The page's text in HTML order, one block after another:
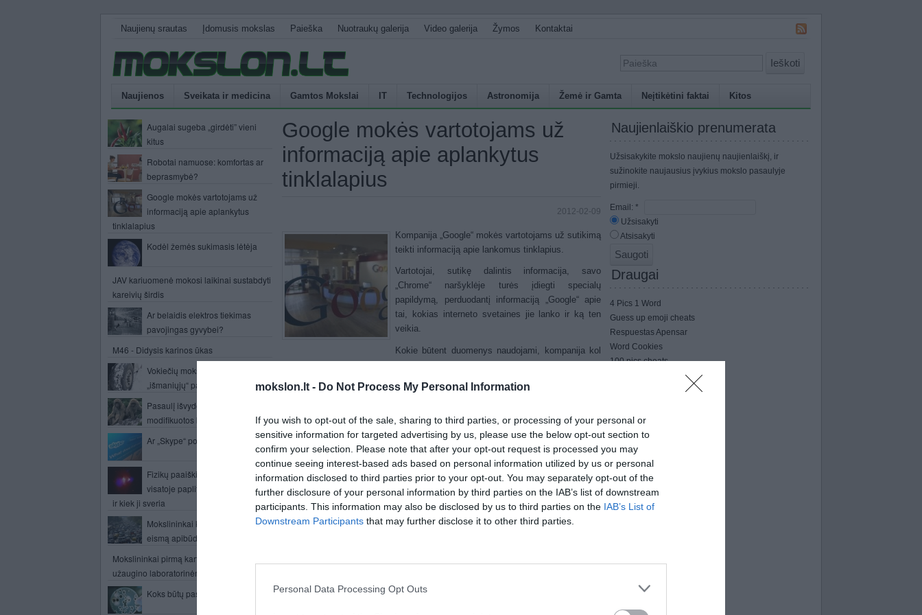
mokslon.lt - Do Not Process My Personal Information
If you wish to opt-out of the sale, sharing to third parties, or processing of your personal or
sensitive information for targeted advertising by us, please use the below opt-out section to
confirm your selection. Please note that after your opt-out request is processed you may
continue seeing interest-based ads based on personal information utilized by us or personal
information disclosed to third parties prior to your opt-out. You may separately opt-out of the
further disclosure of your personal information by third parties on the IAB’s list of downstream
participants. This information may also be disclosed by us to third parties on the IAB’s List of
Downstream Participants that may further disclose it to other third parties.
Personal Data Processing Opt Outs
Naujienų srautas Įdomusis mokslas Paieška Nuotraukų galerija Video galerija Žymos Kontaktai
Ieškoti
Naujienos Sveikata ir medicina Gamtos Mokslai IT Technologijos Astronomija Žemė ir Gamta Neįtikėtini faktai Kitos
Augalai sugeba „girdėti” vieni
kitus
Robotai namuose: komfortas ar
beprasmybė?
Google mokės vartotojams už
informaciją apie aplankytus
tinklalapius
Kodėl žemės sukimasis lėtėja
JAV kariuomenė mokosi laikinai sustabdyti
kareivių širdis
Ar belaidis elektros tiekimas
pavojingas gyvybei?
M46 - Didysis karinos ūkas
Vokiečių mokslininkai pristatė
„išmaniųjų“ padangų koncepciją
Pasaulį išvydo pirmos genetiškai
modifikuotos beždžionės
Ar „Skype“ pokalbiai yra sekami?
Fizikų paaiškinimas kas yra
visatoje paplitusi juodoji materija
ir kiek ji sveria
Mokslininkai kuria išsamesnę,
eismą apibūdinančią sistemą
Mokslininkai pirmą kartą kiaulieną
užaugino laboratorinėmis sąlygomis
Koks būtų pasaulis be ligų?
Google mokės vartotojams už
informaciją apie aplankytus
tinklalapius
2012-02-09
Kompanija „Google“ mokės vartotojams už sutikimą
teikti informaciją apie lankomus tinklapius.
Vartotojai, sutikę dalintis informacija, savo
„Chrome“ naršyklėje turės įdiegti specialų
papildymą, perduodantį informaciją „Google“ apie
tai, kokias interneto svetaines jie lanko ir ką ten
veikia.
Kokie būtent duomenys naudojami, kompanija kol
Mainais vartotojai gaus dovanų kodus, kuriuos galės panaudoti interneto
po penkis dolerius bus skiriama kas tris mėnesius.
Akciją finansuoja tyrimų kompanija „Knowledge Networks“.
Programoje gali dalyvauti „Google“ naudotojai nuo 13 metų. Programa dar
neprasidėjo. Kol kas „Screenwise“ interneto puslapyje galima palikti savo
elektroninio pašto adresą, į kurį ateis pranešimas apie registracijos pradžią.
(No Ratings Yet)
Naujienlaiškio prenumerata
Užsisakykite mokslo naujienų naujienlaiškį, ir
sužinokite naujausius įvykius mokslo pasaulyje
pirmieji.
Email: *
Užsisakyti
Atsisakyti
Draugai
4 Pics 1 Word
Guess up emoji cheats
Respuestas Apensar
Word Cookies
100 pics cheats
4 bilder 1 wort lösungen
Games-helper.com
Word Bubbles answers